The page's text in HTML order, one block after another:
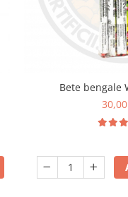
Bete bengale